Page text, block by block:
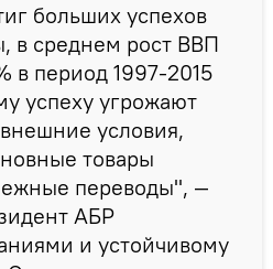
больших успехов
в среднем рост ВВП
в период 1997-2015
успеху угрожают
условия,
товары
переводы", —
АБР
и устойчивому